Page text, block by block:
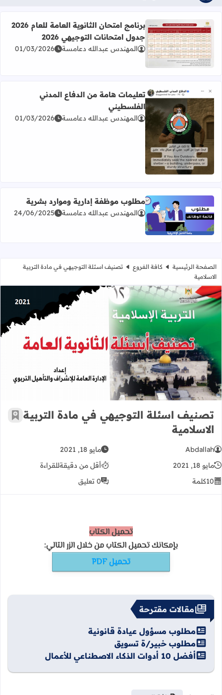
اقرأ المزيد عن برنامج امتحان الثانوية العامة للعام 2026 جدول امتحانات التوجيهي 2026
برنامج امتحان الثانوية العامة للعام 2026
جدول امتحانات التوجيهي 2026
المهندس عبدالله دعامسة 01/03/2026
اقرأ المزيد عن تعليمات هامة من الدفاع المدني الفلسطيني
تعليمات هامة من الدفاع المدني
الفلسطيني
المهندس عبدالله دعامسة 01/03/2026
اقرأ المزيد عن مطلوب موظفة إدارية وموارد بشرية
مطلوب موظفة إدارية وموارد بشرية
المهندس عبدالله دعامسة 24/06/2025
الصفحة الرئيسية كافة الفروع
تصنيف اسئلة التوجيهي في مادة التربية
الاسلامية
تصنيف اسئلة التوجيهي في مادة
تصنيف اسئلة التوجيهي في مادة التربية
الاسلامية
أضف
Abdallah
مايو 18, 2021
مايو 18, 2021
أقل من دقيقةللقراءة
10كلمة 0 تعليق
تحميل الكتاب
بإمكانكتحميل الكتاب من خلال الزر التالي:
تحميل PDF
مقالات مقترحة
مطلوب مسؤول عيادة قانونية
مطلوب خبير/ة تسويق
أفضل 10 أدوات الذكاء الاصطناعي للأعمال